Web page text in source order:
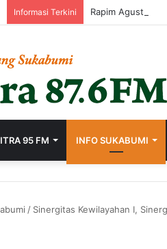
Informasi Terkini Rapim Agustus,
95 FM INFO SUKABUMI
/ Sinergitas Kewilayahan I,